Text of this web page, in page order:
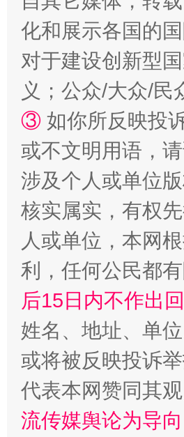
如何以同查同治破解风腐交织
一颗心始终滚烫
完善运行机制助力责任有效落
化和展示各国的
对于建设创新型
义；公众/大众/
③ 如你所反映投
或不文明用语，
涉及个人或单位
核实属实，有权
人或单位，本网
利，任何公民都
后15日内不作出
姓名、地址、单
或将被反映投诉
代表本网赞同其
流传媒舆论为导向